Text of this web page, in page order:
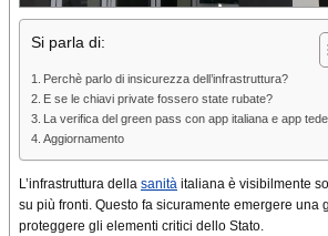
Si parla di:
Perchè parlo di insicurezza dell’infrastruttura?
E se le chiavi private fossero state rubate?
La verifica del green pass con app italiana e app
Aggiornamento
L’infrastruttura della sanità italiana è visibilmente
su più fronti. Questo fa sicuramente emergere una
proteggere gli elementi critici dello Stato.